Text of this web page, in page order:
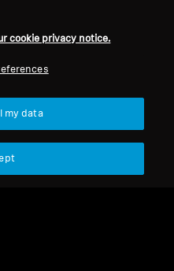
媒体联系人
cookie privacy notice.
my data